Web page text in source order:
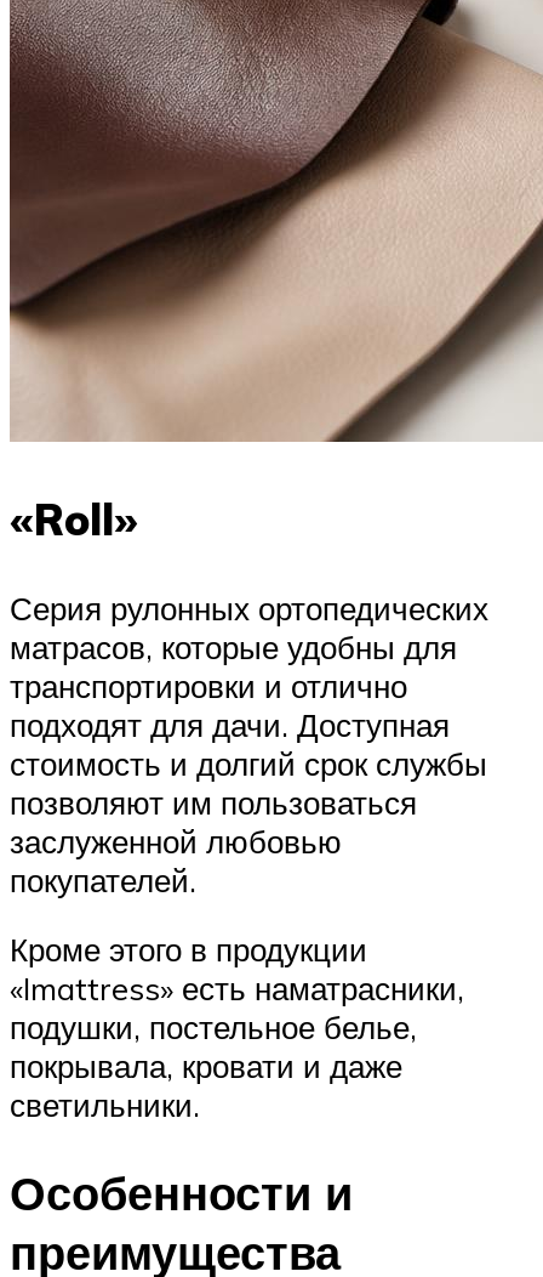
«Roll»
Серия рулонных ортопедических
матрасов, которые удобны для
транспортировки и отлично
подходят для дачи. Доступная
стоимость и долгий срок службы
позволяют им пользоваться
заслуженной любовью
покупателей.
Кроме этого в продукции
«Imattress» есть наматрасники,
подушки, постельное белье,
покрывала, кровати и даже
светильники.
Особенности и
преимущества